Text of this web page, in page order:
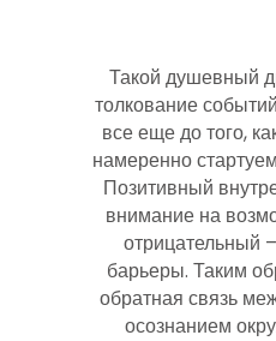
Такой душевный
толкование
все еще до того,
намеренно
Позитивный
внимание на
отрицательный
барьеры. Таким
обратная связь
осознанием